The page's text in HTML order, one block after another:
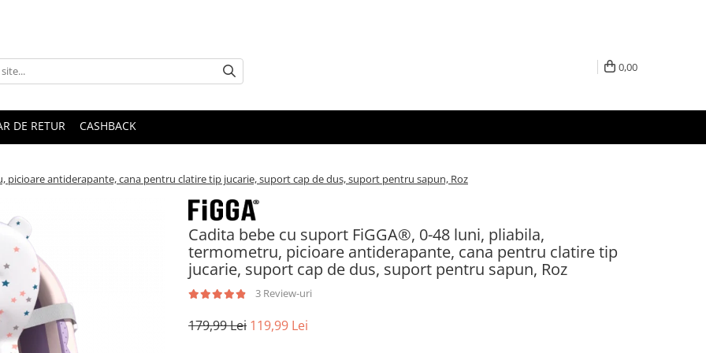
0,00
DE RETUR CASHBACK
picioare antiderapante, cana pentru clatire tip jucarie, suport cap de dus, suport pentru sapun, Roz
Cadita bebe cu suport FiGGA®, 0-48 luni, pliabila,
termometru, picioare antiderapante, cana pentru clatire tip
jucarie, suport cap de dus, suport pentru sapun, Roz
3 Review-uri
179,99 Lei 119,99 Lei